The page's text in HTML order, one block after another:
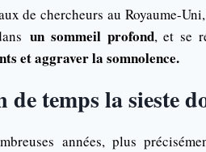
de chercheurs au Royaume-
un sommeil profond, et se
et aggraver la somnolence.
de temps la sieste
années, plus